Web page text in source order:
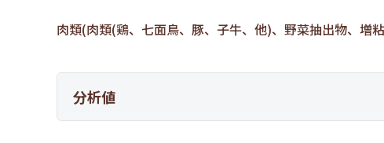
肉類(肉類(鶏、七面鳥、豚、子牛、他)、野菜抽出物、増
分析値